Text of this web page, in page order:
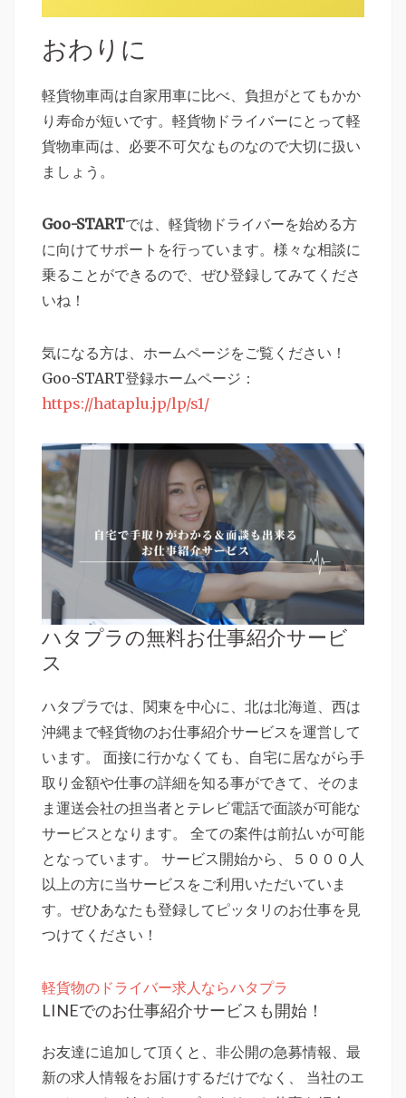
おわりに
軽貨物車両は自家用車に比べ、負担がとてもかか
り寿命が短いです。軽貨物ドライバーにとって軽
貨物車両は、必要不可欠なものなので大切に扱い
ましょう。
Goo-STARTでは、軽貨物ドライバーを始める方
に向けてサポートを行っています。様々な相談に
乗ることができるので、ぜひ登録してみてくださ
いね！
気になる方は、ホームページをご覧ください！
Goo-START登録ホームページ：
https://hataplu.jp/lp/s1/
ハタプラの無料お仕事紹介サービ
ス
ハタプラでは、関東を中心に、北は北海道、西は
沖縄まで軽貨物のお仕事紹介サービスを運営して
います。 面接に行かなくても、自宅に居ながら手
取り金額や仕事の詳細を知る事ができて、そのま
ま運送会社の担当者とテレビ電話で面談が可能な
サービスとなります。 全ての案件は前払いが可能
となっています。 サービス開始から、５０００人
以上の方に当サービスをご利用いただいていま
す。ぜひあなたも登録してピッタリのお仕事を見
つけてください！
軽貨物のドライバー求人ならハタプラ
LINEでのお仕事紹介サービスも開始！
お友達に追加して頂くと、非公開の急募情報、最
新の求人情報をお届けするだけでなく、 当社のエ